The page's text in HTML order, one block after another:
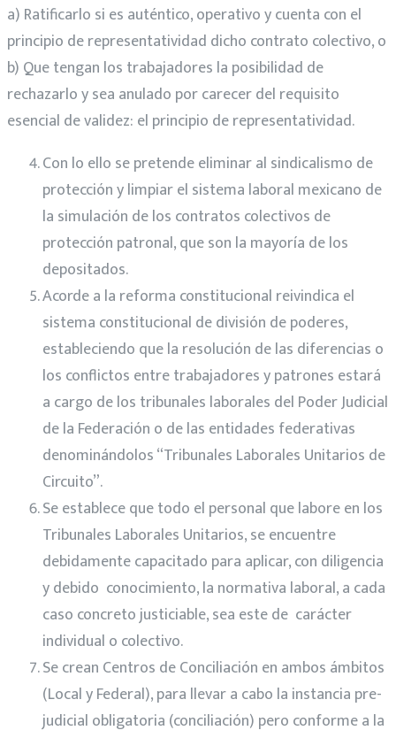
a) Ratificarlo si es auténtico, operativo y cuenta con el
principio de representatividad dicho contrato colectivo, o
b) Que tengan los trabajadores la posibilidad de
rechazarlo y sea anulado por carecer del requisito
esencial de validez: el principio de representatividad.
Con lo ello se pretende eliminar al sindicalismo de
protección y limpiar el sistema laboral mexicano de
la simulación de los contratos colectivos de
protección patronal, que son la mayoría de los
depositados.
Acorde a la reforma constitucional reivindica el
sistema constitucional de división de poderes,
estableciendo que la resolución de las diferencias o
los conflictos entre trabajadores y patrones estará
a cargo de los tribunales laborales del Poder Judicial
de la Federación o de las entidades federativas
denominándolos “Tribunales Laborales Unitarios de
Circuito”.
Se establece que todo el personal que labore en los
Tribunales Laborales Unitarios, se encuentre
debidamente capacitado para aplicar, con diligencia
y debido conocimiento, la normativa laboral, a cada
caso concreto justiciable, sea este de carácter
individual o colectivo.
Se crean Centros de Conciliación en ambos ámbitos
(Local y Federal), para llevar a cabo la instancia pre-
judicial obligatoria (conciliación) pero conforme a la